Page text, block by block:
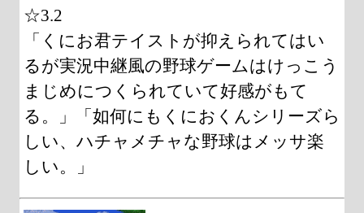
☆3.2
「くにお君テイストが抑えられてはい
るが実況中継風の野球ゲームはけっこう
まじめにつくられていて好感がもて
る。」「如何にもくにおくんシリーズら
しい、ハチャメチャな野球はメッサ楽
しい。」